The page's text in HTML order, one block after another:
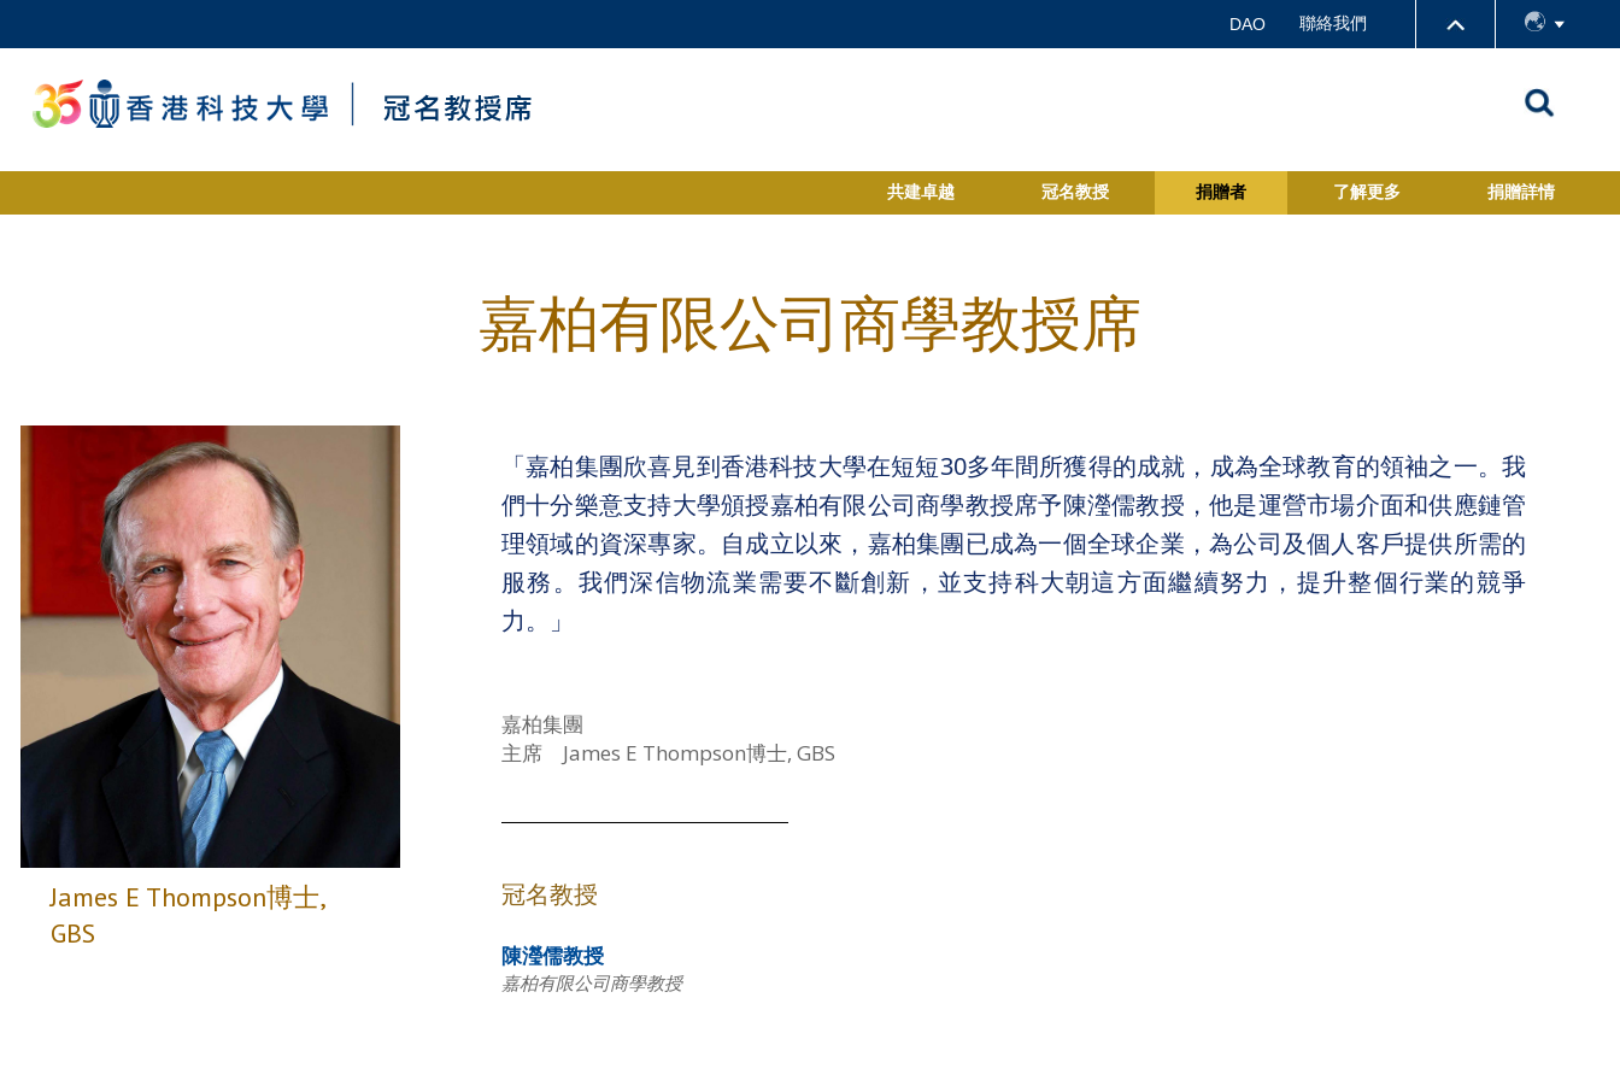
DAO 聯絡我們
共建卓越 冠名教授 捐贈者 了解更多 捐贈詳情
嘉柏有限公司商學教授席
James E Thompson博士,
GBS
「嘉柏集團欣喜見到香港科技大學在短短30多年間所獲得的成就，成為全球教育的領袖之一。我
們十分樂意支持大學頒授嘉柏有限公司商學教授席予陳瀅儒教授，他是運營市場介面和供應鏈管
理領域的資深專家。自成立以來，嘉柏集團已成為一個全球企業，為公司及個人客戶提供所需的
服務。我們深信物流業需要不斷創新，並支持科大朝這方面繼續努力，提升整個行業的競爭
力。」
嘉柏集團
主席 James E Thompson博士, GBS
冠名教授
陳瀅儒教授
嘉柏有限公司商學教授